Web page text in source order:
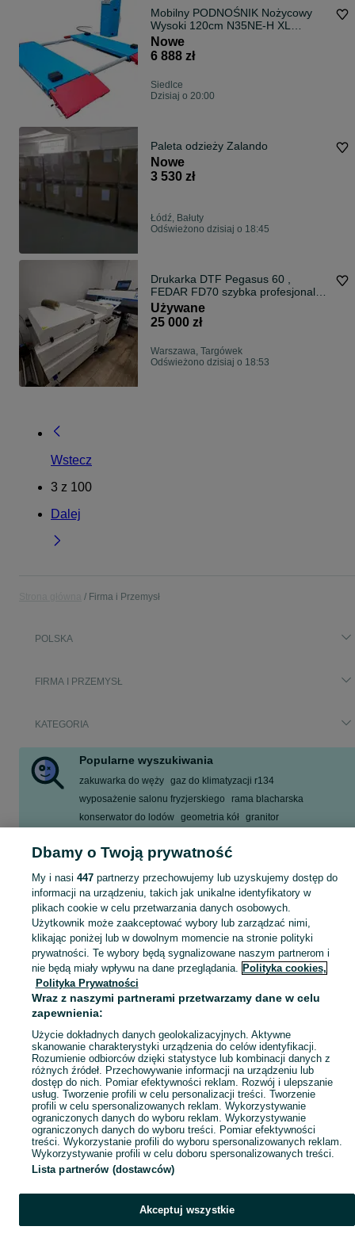
Mobilny PODNOŚNIK Nożycowy
Wysoki 120cm N35NE-H XL
BESTLIFT 3.5T TANIO
Nowe
6 888 zł
Siedlce
Dzisiaj o 20:00
Paleta odzieży Zalando
Nowe
3 530 zł
Łódź, Bałuty
Odświeżono dzisiaj o 18:45
Drukarka DTF Pegasus 60 ,
FEDAR FD70 szybka profesjonalna
do tkanin, odzieży FD70 EPSON
i3200
Używane
25 000 zł
Warszawa, Targówek
Odświeżono dzisiaj o 18:53
Wstecz
3 z 100
Dalej
Firma i Przemysł
POLSKA
FIRMA I PRZEMYSŁ
KATEGORIA
Popularne wyszukiwania
zakuwarka do węży gaz do klimatyzacji r134
wyposażenie salonu fryzjerskiego
rama blacharska
konserwator do lodów geometria kół granitor
Zobacz Więcej
Mapa kategorii
Mapa miejscowości
Mapa ministron
Popularne wyszukiwania
Dbamy o Twoją prywatność
My i nasi 447partnerzy przechowujemy lub uzyskujemy dostęp do
informacji na urządzeniu, takich jak unikalne identyfikatory w
plikach cookie w celu przetwarzania danych osobowych.
Użytkownik może zaakceptować wybory lub zarządzać nimi,
klikając poniżej lub w dowolnym momencie na stronie polityki
prywatności. Te wybory będą sygnalizowane naszym partnerom i
nie będą miały wpływu na dane przeglądania. Polityka cookies,
Polityka Prywatności
Wraz z naszymi partnerami przetwarzamy dane w celu
zapewnienia:
Użycie dokładnych danych geolokalizacyjnych. Aktywne
skanowanie charakterystyki urządzenia do celów identyfikacji.
Rozumienie odbiorców dzięki statystyce lub kombinacji danych z
różnych źródeł. Przechowywanie informacji na urządzeniu lub
dostęp do nich. Pomiar efektywności reklam. Rozwój i ulepszanie
usług. Tworzenie profili w celu personalizacji treści. Tworzenie
profili w celu spersonalizowanych reklam. Wykorzystywanie
ograniczonych danych do wyboru reklam. Wykorzystywanie
ograniczonych danych do wyboru treści. Pomiar efektywności
treści. Wykorzystanie profili do wyboru spersonalizowanych reklam.
Wykorzystywanie profili w celu doboru spersonalizowanych treści.
Lista partnerów (dostawców)
Akceptuj wszystkie